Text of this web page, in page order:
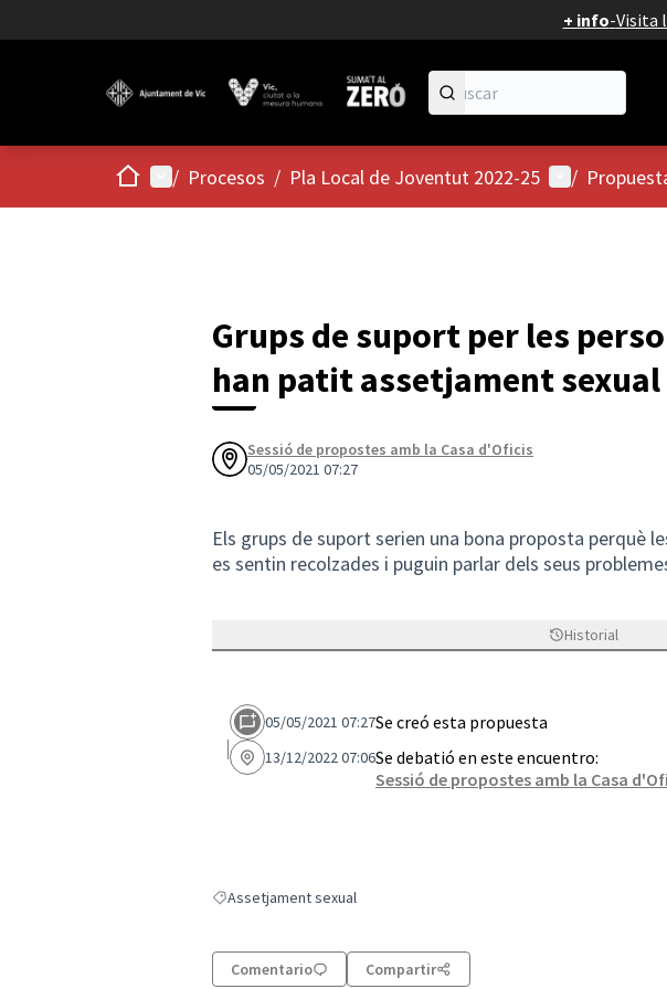
+ info-Visita
InicioMenú principal
/ Procesos / Pla Local de Joventut 2022-25 Menú de
/
Grups de suport per les
han patit assetjament sexual
Sessió de propostes amb la Casa d'Oficis
05/05/2021 07:27
Els grups de suport serien una bona proposta perquè
es sentin recolzades i puguin parlar dels seus
Historial
05/05/2021 07:27Se creó esta propuesta
13/12/2022 07:06Se debatió en este encuentro:
Sessió de propostes amb la Casa
Resultados al filtrar por: Assetjament sexual
Assetjament sexual
Comentario Compartir